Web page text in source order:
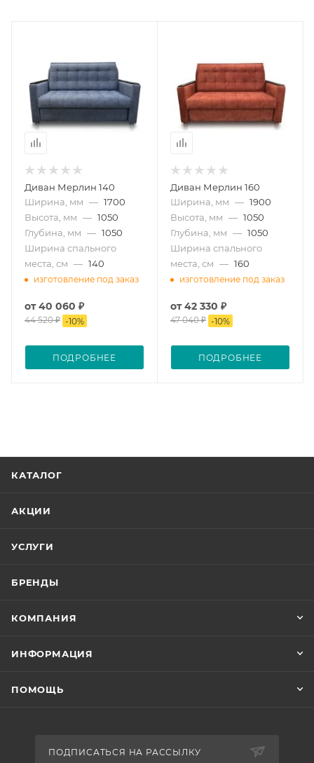
Диван Мерлин 140
Ширина, мм — 1700
Высота, мм — 1050
Глубина, мм — 1050
Ширина спального
места, см — 140
изготовление под заказ
от40 060 ₽
44 520 ₽ -10%
ПОДРОБНЕЕ
Диван Мерлин 160
Ширина, мм — 1900
Высота, мм — 1050
Глубина, мм — 1050
Ширина спального
места, см — 160
изготовление под заказ
от42 330 ₽
47 040 ₽ -10%
ПОДРОБНЕЕ
КАТАЛОГ
АКЦИИ
УСЛУГИ
БРЕНДЫ
КОМПАНИЯ
ИНФОРМАЦИЯ
ПОМОЩЬ
ПОДПИСАТЬСЯ НА РАССЫЛКУ